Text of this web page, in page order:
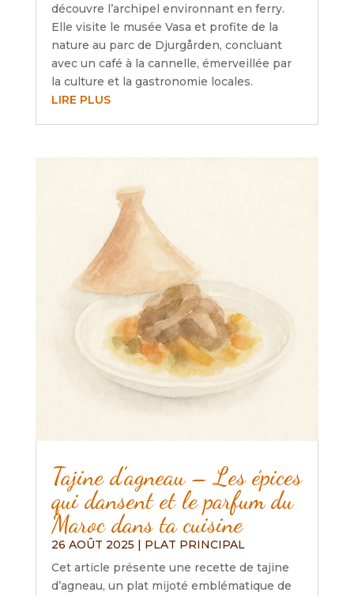
découvre l’archipel environnant en ferry.
Elle visite le musée Vasa et profite de la
nature au parc de Djurgården, concluant
avec un café à la cannelle, émerveillée par
la culture et la gastronomie locales.
LIRE PLUS
Tajine d’agneau – Les épices
qui dansent et le parfum du
Maroc dans ta cuisine
26 AOÛT 2025 | PLAT PRINCIPAL
Cet article présente une recette de tajine
d’agneau, un plat mijoté emblématique de